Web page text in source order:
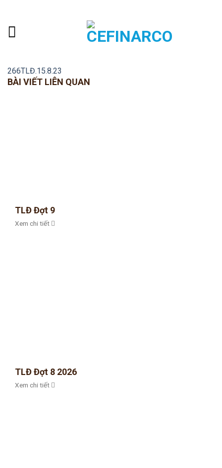
content
266TLĐ.15.8.23
BÀI VIẾT LIÊN QUAN
TLĐ Đợt 9
Xem chi tiết
TLĐ Đợt 8 2026
Xem chi tiết